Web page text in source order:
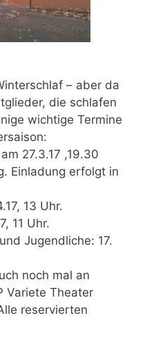
– aber da
die schlafen
wichtige Termine
27.3.17 ,19.30
Einladung erfolgt in
13 Uhr.
11 Uhr.
Jugendliche: 17.
noch mal an
Variete Theater
reservierten